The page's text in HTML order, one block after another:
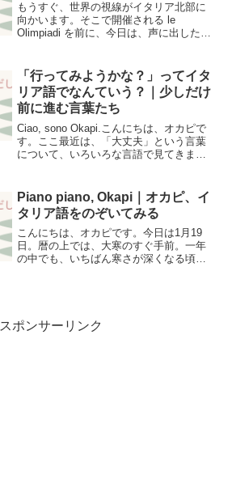
もうすぐ、世界の視線がイタリア北部に
向かいます。そこで開催される le
Olimpiadi を前に、今日は、声に出したく
持ちのままに声に出せる言葉たちを、の
ぞいてみましょ...
「行ってみようかな？」ってイタ
リア語でなんていう？｜少しだけ
前に進む言葉たち
Ciao, sono Okapi.こんにちは、オカピで
す。ここ最近は、「大丈夫」という言葉
について、いろいろな言語で見てきまし
に触れているうちに、心の中に、ちょっ
とだけ...
Piano piano, Okapi｜オカピ、イ
タリア語をのぞいてみる
こんにちは、オカピです。今日は1月19
日。暦の上では、大寒のすぐ手前。一年
の中でも、いちばん寒さが深くなる頃で
スポンサーリンク